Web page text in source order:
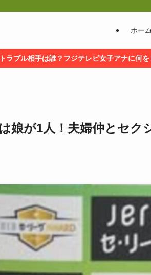
ホー
ラブル相手は誰？フジテレビ女子アナに何を
娘が1人！夫婦仲とセク